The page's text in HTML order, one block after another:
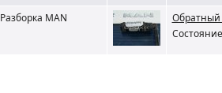
Разборка MAN
Обратный